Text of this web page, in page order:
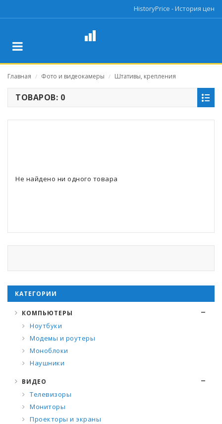
HistoryPrice - История цен
Главная / Фото и видеокамеры / Штативы, крепления
ТОВАРОВ: 0
Не найдено ни одного товара
КАТЕГОРИИ
КОМПЬЮТЕРЫ
Ноутбуки
Модемы и роутеры
Моноблоки
Наушники
ВИДЕО
Телевизоры
Мониторы
Проекторы и экраны